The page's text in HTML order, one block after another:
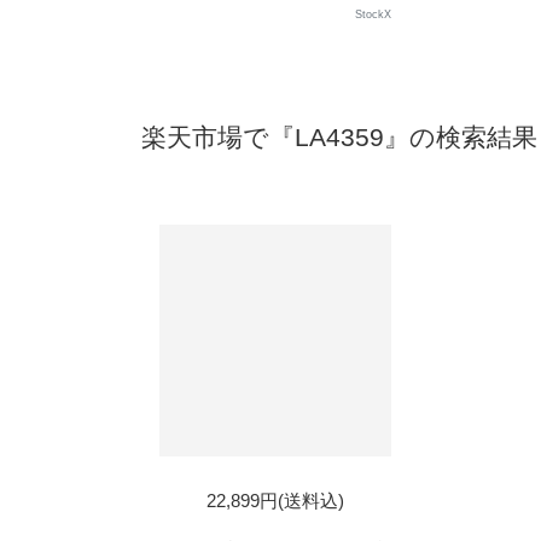
StockX
楽天市場で『LA4359』の検索結果
22,899円(送料込)